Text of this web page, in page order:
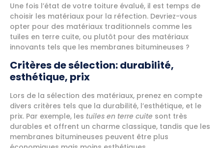
Une fois l’état de votre toiture évalué, il est temps de
choisir les matériaux pour la réfection. Devriez-vous
opter pour des matériaux traditionnels comme les
tuiles en terre cuite, ou plutôt pour des matériaux
innovants tels que les membranes bitumineuses ?
Critères de sélection: durabilité,
esthétique, prix
Lors de la sélection des matériaux, prenez en compte
divers critères tels que la durabilité, l’esthétique, et le
prix. Par exemple, les tuiles en terre cuite sont très
durables et offrent un charme classique, tandis que les
membranes bitumineuses peuvent être plus